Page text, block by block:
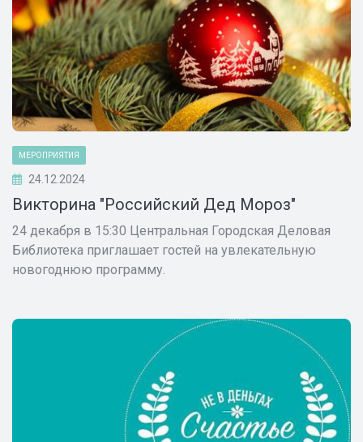
МЕРОПРИЯТИЯ
24.12.2024
Викторина "Российский Дед Мороз"
24 декабря в 15:30 Центральная Городская Деловая
Библиотека приглашает гостей на увлекательную
новогоднюю программу.